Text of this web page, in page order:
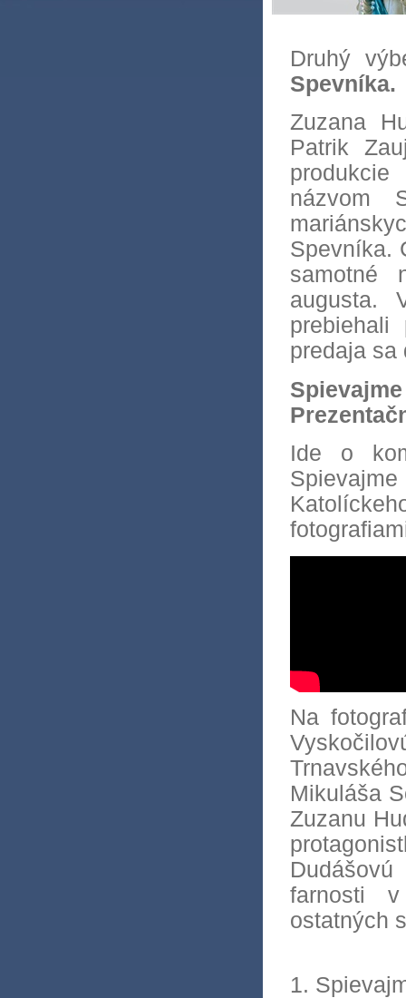
Druhý
Spevníka.
Zuzana
Patrik
názvom
Spevníka.
samotné
augusta.
prebiehali
predaja sa
Ide o
Na
Mikuláša
Zuzanu
farnosti
ostatných
1.